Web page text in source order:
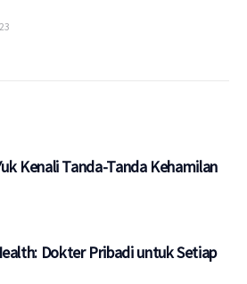
Kenali Tanda-Tanda Kehamilan
Dokter Pribadi untuk Setiap